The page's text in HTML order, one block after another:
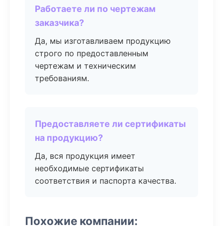
Работаете ли по чертежам
заказчика?
Да, мы изготавливаем продукцию
строго по предоставленным
чертежам и техническим
требованиям.
Предоставляете ли сертификаты
на продукцию?
Да, вся продукция имеет
необходимые сертификаты
соответствия и паспорта качества.
Похожие компании: